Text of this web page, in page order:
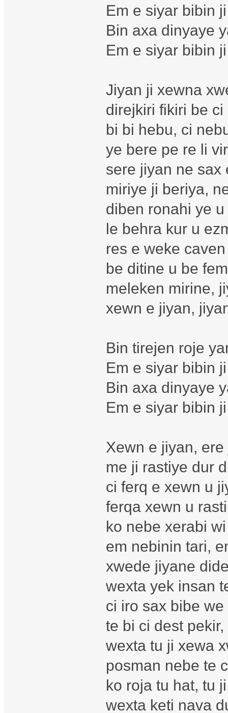
Em e siyar bibin
Bin axa dinyaye
Em e siyar bibin
Jiyan ji xewna
direjkiri fikiri be
bi bi hebu, ci
ye bere pe re li
sere jiyan ne sax
miriye ji beriya,
diben ronahi ye
le behra kur u
res e weke
be ditine u be
meleken mirine,
xewn e jiyan,
Bin tirejen roje
Em e siyar bibin
Bin axa dinyaye
Em e siyar bibin
Xewn e jiyan,
me ji rastiye dur
ci ferq e xewn u
ferqa xewn u
ko nebe xerabi
em nebinin tari,
xwede jiyane
wexta yek insan
ci iro sax bibe
te bi ci dest
wexta tu ji xewa
posman nebe te
ko roja tu hat, tu
wexta keti nava